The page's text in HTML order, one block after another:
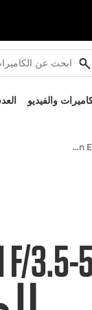
والفيديو
Canon EF-S 18-200mm f/3.5-5.6 IS - العدسات - عدسات الكاميرا والصور
F/